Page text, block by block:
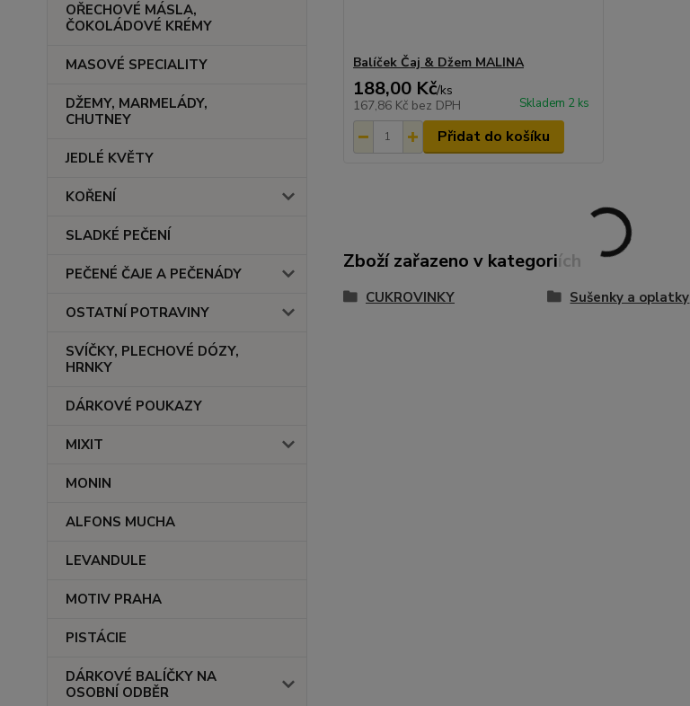
OŘECHOVÉ MÁSLA,
ČOKOLÁDOVÉ KRÉMY
MASOVÉ SPECIALITY
DŽEMY, MARMELÁDY,
CHUTNEY
JEDLÉ KVĚTY
KOŘENÍ
SLADKÉ PEČENÍ
PEČENÉ ČAJE A PEČENÁDY
OSTATNÍ POTRAVINY
SVÍČKY, PLECHOVÉ DÓZY,
HRNKY
DÁRKOVÉ POUKAZY
MIXIT
MONIN
ALFONS MUCHA
LEVANDULE
MOTIV PRAHA
PISTÁCIE
DÁRKOVÉ BALÍČKY NA
OSOBNÍ ODBĚR
Balíček Čaj & Džem MALINA
188,00 Kč/ks
167,86 Kč bez DPH Skladem 2 ks
Přidat do košíku
Zboží zařazeno v kategoriích
CUKROVINKY Sušenky a oplatky